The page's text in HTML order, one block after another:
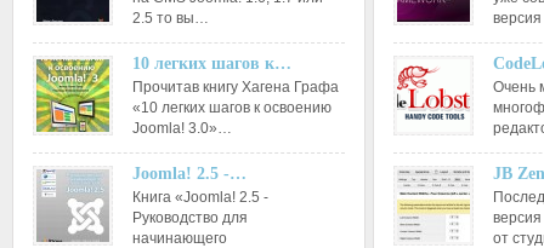
2.5 то вы…
10 легких шагов к…
Прочитав книгу Хагена Графа
«10 легких шагов к освоению
Joomla! 3.0»…
Joomla! 2.5 -…
Книга «Joomla! 2.5 -
Руководство для
начинающего
Очень
JB
от